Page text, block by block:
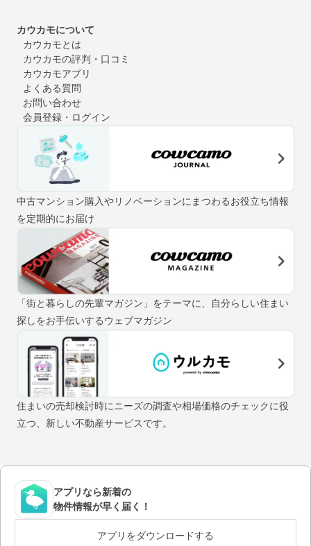
カウカモについて
カウカモとは
カウカモの評判・口コミ
カウカモアプリ
よくある質問
お問い合わせ
会員登録・ログイン
中古マンション購入やリノベーションにまつわるお役立ち情報
を定期的にお届け
「街と暮らしの先輩マガジン」をテーマに、自分らしい住まい
探しをお手伝いするウェブマガジン
住まいの売却検討時にニーズの調査や相場価格のチェックに役
立つ、新しい不動産サービスです。
アプリなら新着の
物件情報が早く届く！
アプリをダウンロードする